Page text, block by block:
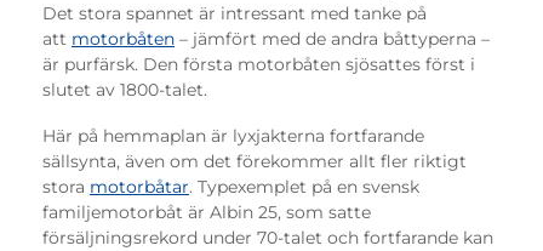
Det stora spannet är intressant med tanke på
att motorbåten – jämfört med de andra båttyperna –
är purfärsk. Den första motorbåten sjösattes först i
slutet av 1800-talet.
Här på hemmaplan är lyxjakterna fortfarande
sällsynta, även om det förekommer allt fler riktigt
stora motorbåtar. Typexemplet på en svensk
familjemotorbåt är Albin 25, som satte
försäljningsrekord under 70-talet och fortfarande kan